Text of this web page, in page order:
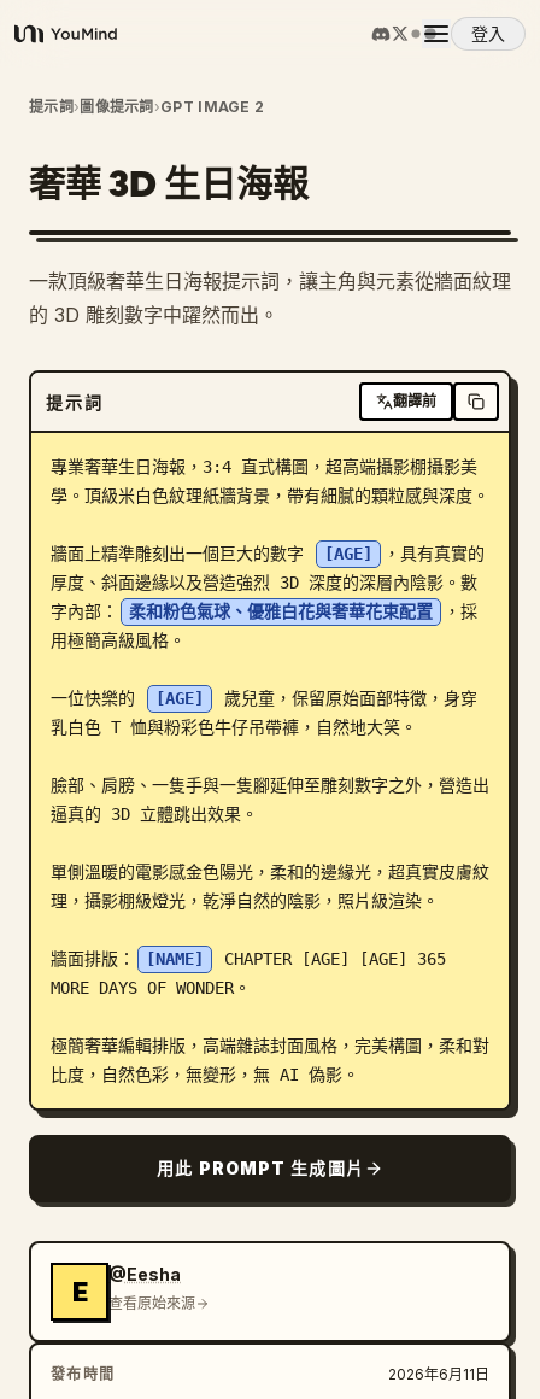
YouMind
登入
概覽
使用案例
定價
下載
部落格
更新
提示詞› 圖像提示詞 ›GPT IMAGE 2
奢華 3D 生日海報
一款頂級奢華生日海報提示詞，讓主角與元素從牆面紋理
的 3D 雕刻數字中躍然而出。
提示詞 翻譯前
專業奢華生日海報，3:4 直式構圖，超高端攝影棚攝影美
學。頂級米白色紋理紙牆背景，帶有細膩的顆粒感與深度。
牆面上精準雕刻出一個巨大的數字 [AGE]
，具有真實的
厚度、斜面邊緣以及營造強烈 3D 深度的深層內陰影。數
字內部：
柔和粉色氣球、優雅白花與奢華花束配置
，採
用極簡高級風格。
一位快樂的 [AGE]
歲兒童，保留原始面部特徵，身穿
乳白色 T 恤與粉彩色牛仔吊帶褲，自然地大笑。
臉部、肩膀、一隻手與一隻腳延伸至雕刻數字之外，營造出
逼真的 3D 立體跳出效果。
單側溫暖的電影感金色陽光，柔和的邊緣光，超真實皮膚紋
理，攝影棚級燈光，乾淨自然的陰影，照片級渲染。
牆面排版： [NAME]
CHAPTER [AGE] [AGE] 365
MORE DAYS OF WONDER。
極簡奢華編輯排版，高端雜誌封面風格，完美構圖，柔和對
比度，自然色彩，無變形，無 AI 偽影。
用此 PROMPT 生成圖片
E
@Eesha
查看原始來源
發布時間 2026年6月11日